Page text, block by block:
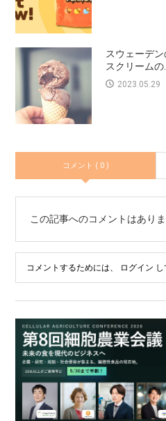
スウェーデ
スクリームの...
2023.05.29
コメント ( 0 )
この記事へのコメントはありま
コメントするためには、 ログイン し